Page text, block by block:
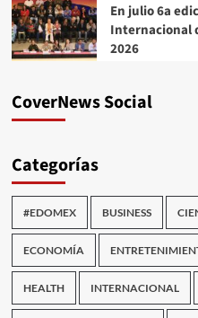
En julio 6a
Internacional
2026
CoverNews Social
Categorías
#EDOMEX BUSINESS
ECONOMÍA
HEALTH INTERNACIONAL